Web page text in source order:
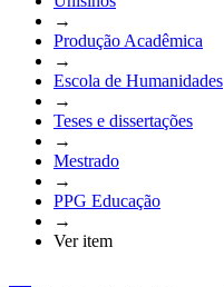
→
Produção Acadêmica
→
Escola de Humanidades
→
Teses e dissertações
→
Mestrado
→
PPG Educação
→
Ver item